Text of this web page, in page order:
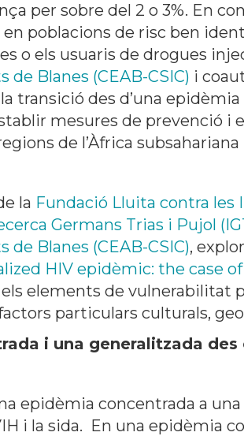
per sobre del 2 o 3%. En
poblacions de risc ben
o els usuaris de drogues
de Blanes (CEAB-CSIC) i
transició des d’una
mesures de prevenció i
de l’Àfrica
la Fundació Lluita contra les
Germans Trias i Pujol
de Blanes (CEAB-CSIC),
HIV epidèmic: the case of
els elements de vulnerabilitat
particulars culturals,
i una generalitzada des
epidèmia concentrada a
i la sida. En una epidèmia